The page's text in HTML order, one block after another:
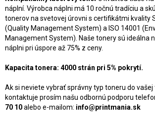
náplní. Výrobca náplni má 10 ročnú tradíciu a
tonerov na svetovej úrovni s certifikátmi kvality
(Quality Management System) a ISO 14001
Management System). Naše tonery sú ideálna
náplni pri úspore až 75% z ceny.
Kapacita tonera: 4000 strán pri 5% pokrytí.
Ak si neviete vybrať správny typ toneru do vašej
kontaktuje prosím našu odbornú podporu
70 10alebo e-mailom: info@printmania.sk